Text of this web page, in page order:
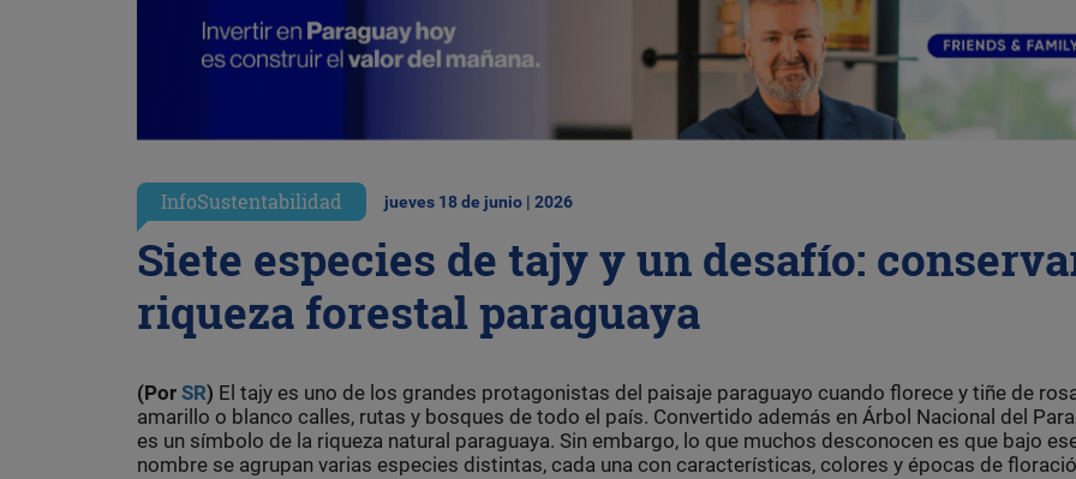
InfoSustentabilidad jueves 18 de junio | 2026
Siete especies de tajy y un desafío:
riqueza forestal paraguaya
(Por SR) El tajy es uno de los grandes protagonistas del paisaje paraguayo cuando florece y tiñe de
amarillo o blanco calles, rutas y bosques de todo el país. Convertido además en Árbol Nacional del
es un símbolo de la riqueza natural paraguaya. Sin embargo, lo que muchos desconocen es que bajo
nombre se agrupan varias especies distintas, cada una con características, colores y épocas de